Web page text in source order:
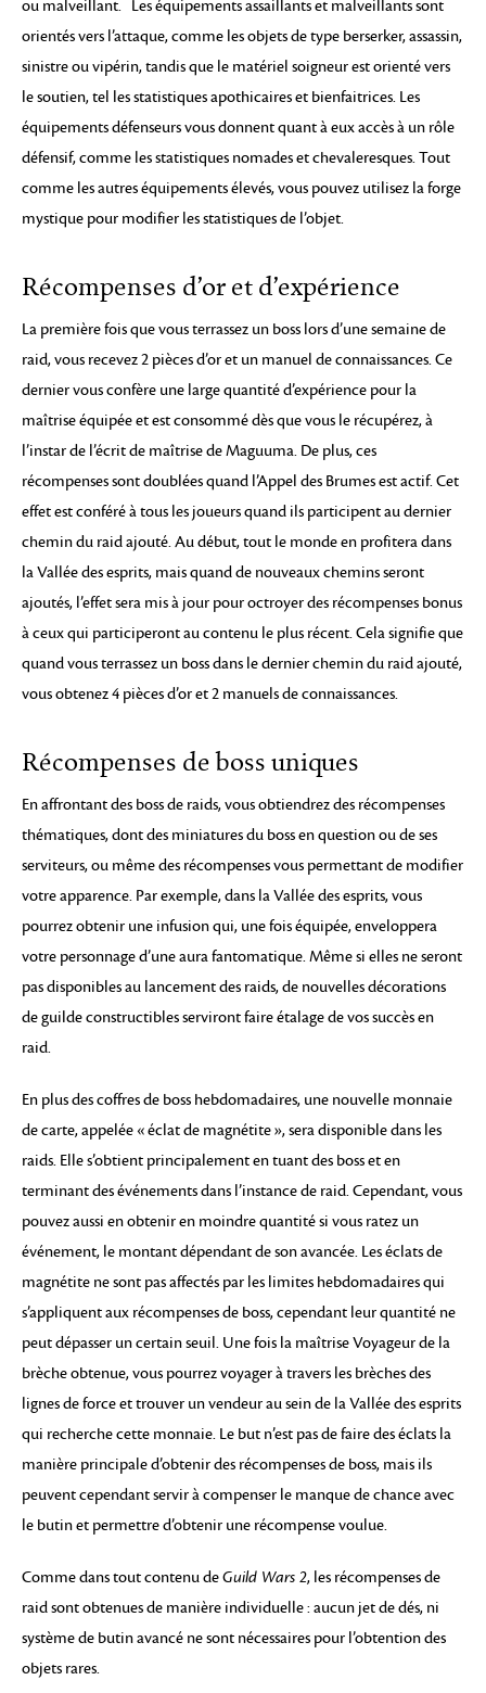
ou malveillant. Les équipements assaillants et malveillants sont
orientés vers l’attaque, comme les objets de type berserker, assassin,
sinistre ou vipérin, tandis que le matériel soigneur est orienté vers
le soutien, tel les statistiques apothicaires et bienfaitrices. Les
équipements défenseurs vous donnent quant à eux accès à un rôle
défensif, comme les statistiques nomades et chevaleresques. Tout
comme les autres équipements élevés, vous pouvez utilisez la forge
mystique pour modifier les statistiques de l’objet.
Récompenses d’or et d’expérience
La première fois que vous terrassez un boss lors d’une semaine de
raid, vous recevez 2 pièces d’or et un manuel de connaissances. Ce
dernier vous confère une large quantité d’expérience pour la
maîtrise équipée et est consommé dès que vous le récupérez, à
l’instar de l’écrit de maîtrise de Maguuma. De plus, ces
récompenses sont doublées quand l’Appel des Brumes est actif. Cet
effet est conféré à tous les joueurs quand ils participent au dernier
chemin du raid ajouté. Au début, tout le monde en profitera dans
la Vallée des esprits, mais quand de nouveaux chemins seront
ajoutés, l’effet sera mis à jour pour octroyer des récompenses bonus
à ceux qui participeront au contenu le plus récent. Cela signifie que
quand vous terrassez un boss dans le dernier chemin du raid ajouté,
vous obtenez 4 pièces d’or et 2 manuels de connaissances.
Récompenses de boss uniques
En affrontant des boss de raids, vous obtiendrez des récompenses
thématiques, dont des miniatures du boss en question ou de ses
serviteurs, ou même des récompenses vous permettant de modifier
votre apparence. Par exemple, dans la Vallée des esprits, vous
pourrez obtenir une infusion qui, une fois équipée, enveloppera
votre personnage d’une aura fantomatique. Même si elles ne seront
pas disponibles au lancement des raids, de nouvelles décorations
de guilde constructibles serviront faire étalage de vos succès en
raid.
En plus des coffres de boss hebdomadaires, une nouvelle monnaie
de carte, appelée « éclat de magnétite », sera disponible dans les
raids. Elle s’obtient principalement en tuant des boss et en
terminant des événements dans l’instance de raid. Cependant, vous
pouvez aussi en obtenir en moindre quantité si vous ratez un
événement, le montant dépendant de son avancée. Les éclats de
magnétite ne sont pas affectés par les limites hebdomadaires qui
s’appliquent aux récompenses de boss, cependant leur quantité ne
peut dépasser un certain seuil. Une fois la maîtrise Voyageur de la
brèche obtenue, vous pourrez voyager à travers les brèches des
lignes de force et trouver un vendeur au sein de la Vallée des esprits
qui recherche cette monnaie. Le but n’est pas de faire des éclats la
manière principale d’obtenir des récompenses de boss, mais ils
peuvent cependant servir à compenser le manque de chance avec
le butin et permettre d’obtenir une récompense voulue.
Comme dans tout contenu deGuild Wars 2, les récompenses de
raid sont obtenues de manière individuelle : aucun jet de dés, ni
système de butin avancé ne sont nécessaires pour l’obtention des
objets rares.